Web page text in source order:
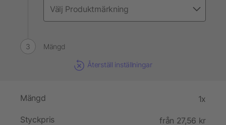
Mängd
Återställ inställningar
Mängd 1x
Styckpris
från 27,56 kr